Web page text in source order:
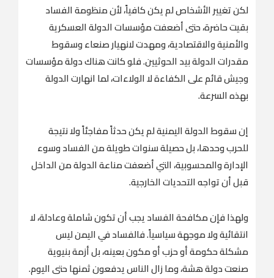
لكن تغيير الأشخاص لم يكن كافياً، لأن منظومة الفساد
بقيت حاضرة، حتى أضعفت مؤسسات الدولة العسكرية
والأمنية والاقتصادية، ومهدت لانهيار صنعاء وسقوط
مقدرات الدولة بيد الحوثيين. فلو كانت هناك دولة مؤسسات
وجيش قائم على الكفاءة لا الولاءات، لما انهارت الدولة
بهذه السرعة.
إن سقوط الدولة اليمنية لم يكن حدثاً مفاجئاً ولا نتيجة
للحرب وحدها، بل حصيلة سنوات طويلة من الفساد وسوء
الإدارة والمحسوبية، التي أضعفت مناعة الدولة من الداخل
قبل أن تواجه التحديات الخارجية.
ولهذا فإن مكافحة الفساد يجب أن تكون شاملة وعادلة، لا
انتقائية ولا موجهة سياسياً. فالفساد في اليمن ليس
مشكلة حكومة أو حزب أو مكون بعينه، بل أزمة بنيوية
صنعت دولة هشة، وما زال الناس يدفعون ثمنها حتى اليوم.